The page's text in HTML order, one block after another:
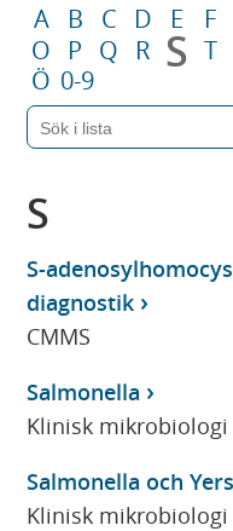
A B C D E F
O
P Q R S T
Ö 0-9
S
S-
diagnostik
CMMS
Salmonella
Klinisk mikrobiologi
Salmonella och
Klinisk mikrobiologi